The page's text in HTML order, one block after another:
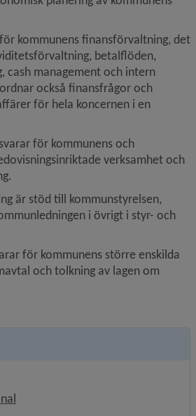
kommunens finansförvaltning, det
betalflöden,
cash management och intern
också finansfrågor och
för hela koncernen i en
för kommunens och
verksamhet och
är stöd till kommunstyrelsen,
i övrigt i styr- och
för kommunens större enskilda
och tolkning av lagen om